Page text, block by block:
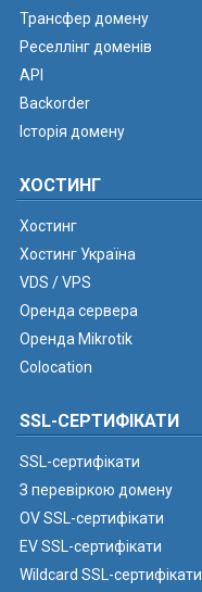
Трансфер домену
Реселлінг доменів
API
Backorder
Історія домену
ХОСТИНГ
Хостинг
Хостинг Україна
VDS / VPS
Оренда сервера
Оренда Mikrotik
Colocation
SSL-СЕРТИФІКАТИ
SSL-сертифікати
З перевіркою домену
OV SSL-сертифікати
EV SSL-сертифікати
Wildcard SSL-сертифікати